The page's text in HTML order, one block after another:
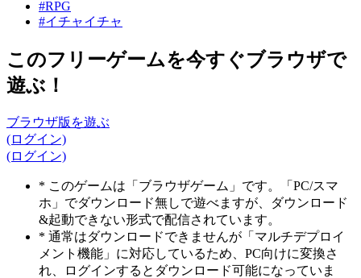
#RPG
#イチャイチャ
このフリーゲームを今すぐブラウザで
遊ぶ！
ブラウザ版を遊ぶ
(ログイン)
(ログイン)
* このゲームは「ブラウザゲーム」です。「PC/スマ
ホ」でダウンロード無しで遊べますが、ダウンロード
&起動できない形式で配信されています。
* 通常はダウンロードできませんが「マルチデプロイ
メント機能」に対応しているため、PC向けに変換さ
れ、ログインするとダウンロード可能になっていま